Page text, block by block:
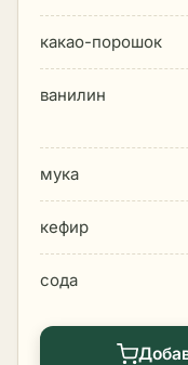
какао-порошок
ванилин
мука
кефир
сода